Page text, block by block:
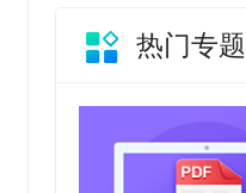
热门专题